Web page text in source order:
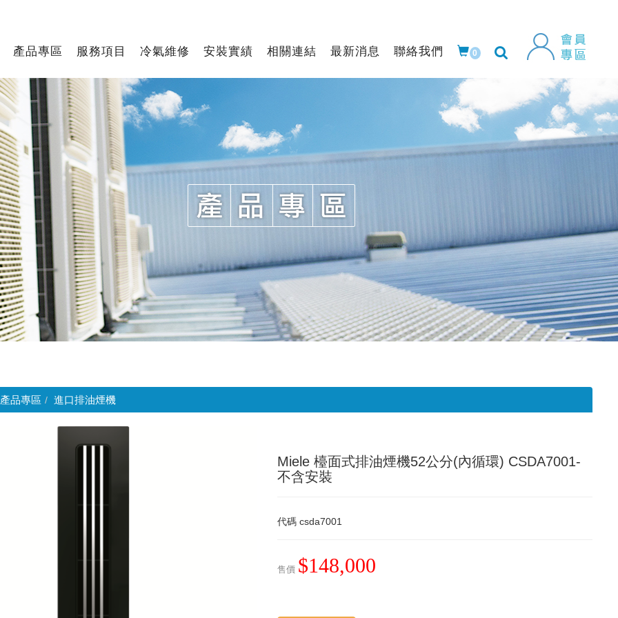
產品專區 服務項目 冷氣維修 安裝實績 相關連結 最新消息 聯絡我們 0
產品專區 進口排油煙機
Miele 檯面式排油煙機52公分(內循環) CSDA7001-
不含安裝
代碼 csda7001
售價 $148,000